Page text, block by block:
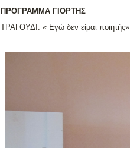
ΠΡΟΓΡΑΜΜΑ ΓΙΟΡΤΗΣ
ΤΡΑΓΟΥΔΙ: « Εγώ δεν είμαι ποιητής»